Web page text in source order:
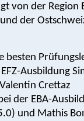
von der Region
der
besten
Ausbildung
Crettaz
der EBA-
und Mathis